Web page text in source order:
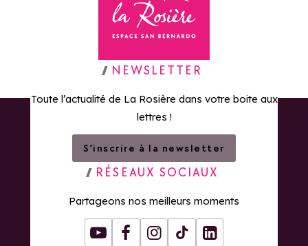
Retour à la page d'accueil
NEWSLETTER
Toute l’actualité de La Rosière dans votre boite aux
lettres !
S’inscrire à la newsletter
RÉSEAUX SOCIAUX
Partageons nos meilleurs moments
YoutubeFacebookInstagram
Tiktok LinkedIn